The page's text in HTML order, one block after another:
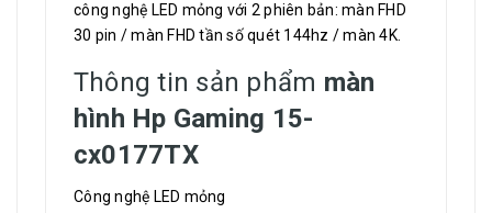
công nghệ LED mỏng với 2 phiên bản: màn FHD
30 pin / màn FHD tần số quét 144hz / màn 4K.
Thông tin sản phẩm màn
hình Hp Gaming 15-
cx0177TX
Công nghệ LED mỏng